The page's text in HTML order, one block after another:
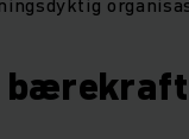
bærekraft